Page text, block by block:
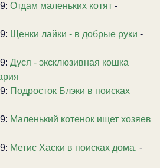
Отдам маленьких котят -
Щенки лайки - в добрые руки -
Дуся - эксклюзивная кошка
Подросток Блэки в поисках
Маленький котенок ищет хозяев
Метис Хаски в поисках дома. -